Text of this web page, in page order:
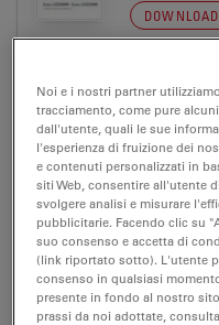
DOWNLOAD
Jul 27, 2026
DOWNLOAD
Leica
Jul 27, 2026
DOWNLOAD
Noi e i nostri partner
tracciamento, come pure
dall'utente, quali le sue
l'esperienza di fruizione dei
e contenuti personalizzati in
siti Web, consentire all'utente
svolgere analisi e misurare
pubblicitarie. Facendo clic su
suo consenso e accetta di
(link riportato sotto). L'utente
consenso in qualsiasi
presente in fondo al nostro
prassi da noi adottate,